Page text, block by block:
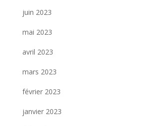
juin 2023
mai 2023
avril 2023
mars 2023
février 2023
janvier 2023